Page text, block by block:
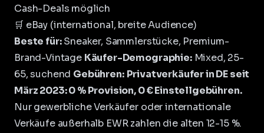
Cash-Deals möglich
🛒 eBay (international, breite Audience)
Beste für:Sneaker, Sammlerstücke, Premium-
Brand-Vintage Käufer-Demographie:Mixed, 25-
65, suchend Gebühren: Privatverkäufer in DE seit
März 2023: 0 % Provision, 0 € Einstellgebühren.
Nur gewerbliche Verkäufer oder internationale
Verkäufe außerhalb EWR zahlen die alten 12-15 %.